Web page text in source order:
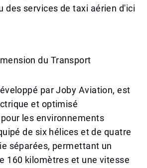
des services de taxi aérien d'ici
du Transport
par Joby Aviation, est
et optimisé
les environnements
de six hélices et de quatre
séparées, permettant un
160 kilomètres et une vitesse